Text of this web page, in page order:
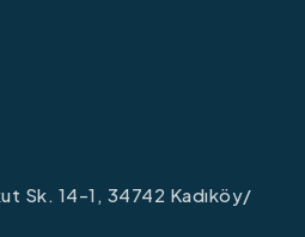
Sk. 14-1, 34742 Kadıköy/